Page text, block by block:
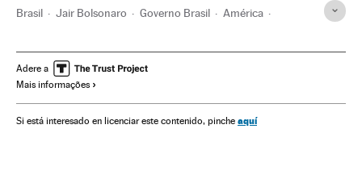
Brasil Jair Bolsonaro Governo Brasil América
Ultradireita WhatsApp Facebook
Partido Social Liberal
Carlos Bolsonaro Justiça
Adere a
Mais informações
Si está interesado en licenciar este contenido, pinche aquí